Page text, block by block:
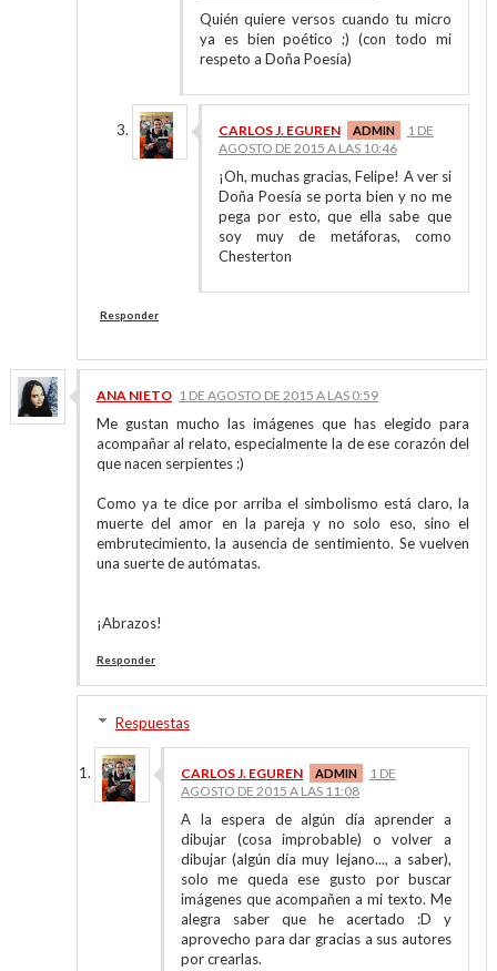
Quién quiere versos cuando tu micro
ya es bien poético ;) (con todo mi
respeto a Doña Poesía)
CARLOS J. EGUREN
1 DE
AGOSTO DE 2015 A LAS 10:46
¡Oh, muchas gracias, Felipe! A ver si
Doña Poesía se porta bien y no me
pega por esto, que ella sabe que
soy muy de metáforas, como
Chesterton
Responder
ANA NIETO 1 DE AGOSTO DE 2015 A LAS 0:59
Me gustan mucho las imágenes que has elegido para
acompañar al relato, especialmente la de ese corazón del
que nacen serpientes :)
Como ya te dice por arriba el simbolismo está claro, la
muerte del amor en la pareja y no solo eso, sino el
embrutecimiento, la ausencia de sentimiento. Se vuelven
una suerte de autómatas.
¡Abrazos!
Responder
Respuestas
CARLOS J. EGUREN
1 DE
AGOSTO DE 2015 A LAS 11:08
A la espera de algún día aprender a
dibujar (cosa improbable) o volver a
dibujar (algún día muy lejano..., a saber),
solo me queda ese gusto por buscar
imágenes que acompañen a mi texto. Me
alegra saber que he acertado :D y
aprovecho para dar gracias a sus autores
por crearlas.